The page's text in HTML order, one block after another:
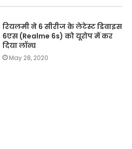
रियलमी ने 6 सीरीज के लेटेस्ट डिवाइस
6एस (Realme 6s) को यूरोप में कर
दिया लॉन्च
May 28, 2020